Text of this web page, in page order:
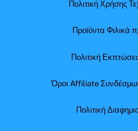
Πολιτική Χρήσης
Προϊόντα Φιλικά
Πολιτική
Όροι Affiliate
Πολιτική